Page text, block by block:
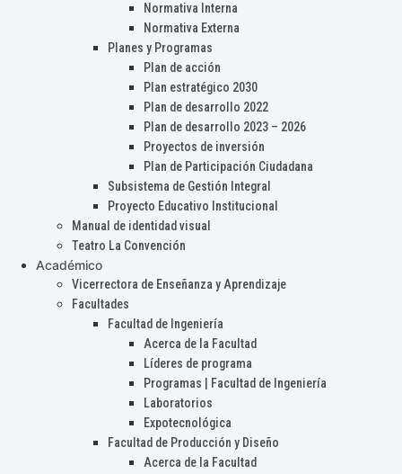
Normativa Interna
Normativa Externa
Planes y Programas
Plan de acción
Plan estratégico 2030
Plan de desarrollo 2022
Plan de desarrollo 2023 – 2026
Proyectos de inversión
Plan de Participación Ciudadana
Subsistema de Gestión Integral
Proyecto Educativo Institucional
Manual de identidad visual
Teatro La Convención
Académico
Vicerrectora de Enseñanza y Aprendizaje
Facultades
Facultad de Ingeniería
Acerca de la Facultad
Líderes de programa
Programas | Facultad de Ingeniería
Laboratorios
Expotecnológica
Facultad de Producción y Diseño
Acerca de la Facultad